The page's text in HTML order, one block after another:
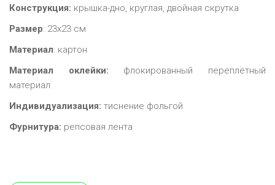
Конструкция: крышка-дно, круглая, двойная скрутка
Размер: 23х23 см
Материал: картон
Материал оклейки: флокированный переплётный
материал
Индивидуализация: тиснение фольгой
Фурнитура: репсовая лента